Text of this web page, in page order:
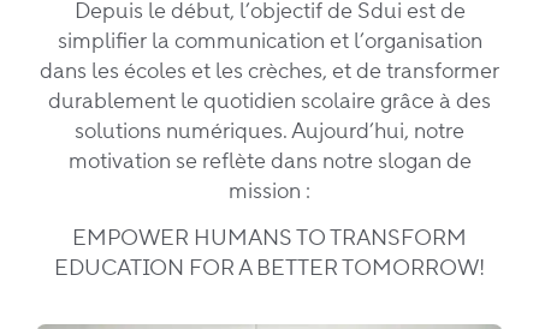
Depuis le début, l’objectif de Sdui est de
simplifier la communication et l’organisation
dans les écoles et les crèches, et de transformer
durablement le quotidien scolaire grâce à des
solutions numériques. Aujourd’hui, notre
motivation se reflète dans notre slogan de
mission :
EMPOWER HUMANS TO TRANSFORM
EDUCATION FOR A BETTER TOMORROW!